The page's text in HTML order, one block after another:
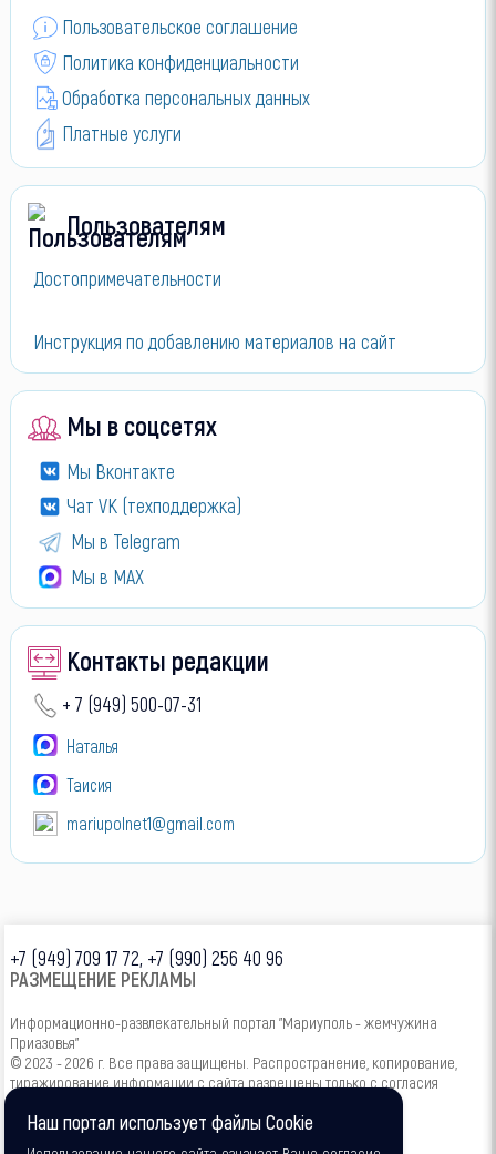
Пользовательское соглашение
Политика конфиденциальности
Обработка персональных данных
Платные услуги
Пользователям
Достопримечательности
Инструкция по добавлению материалов на сайт
Мы в соцсетях
Мы Вконтакте
Чат VK (техподдержка)
Мы в Telegram
Мы в МАХ
Контакты редакции
+ 7 (949) 500-07-31
Наталья
Таисия
mariupolnet1@gmail.com
+7 (949) 709 17 72, +7 (990) 256 40 96
РАЗМЕЩЕНИЕ РЕКЛАМЫ
Информационно-развлекательный портал "Мариуполь - жемчужина
Приазовья"
© 2023 - 2026 г. Все права защищены. Распространение, копирование,
тиражирование информации с сайта разрешены только с согласия
Наш портал использует файлы Cookie